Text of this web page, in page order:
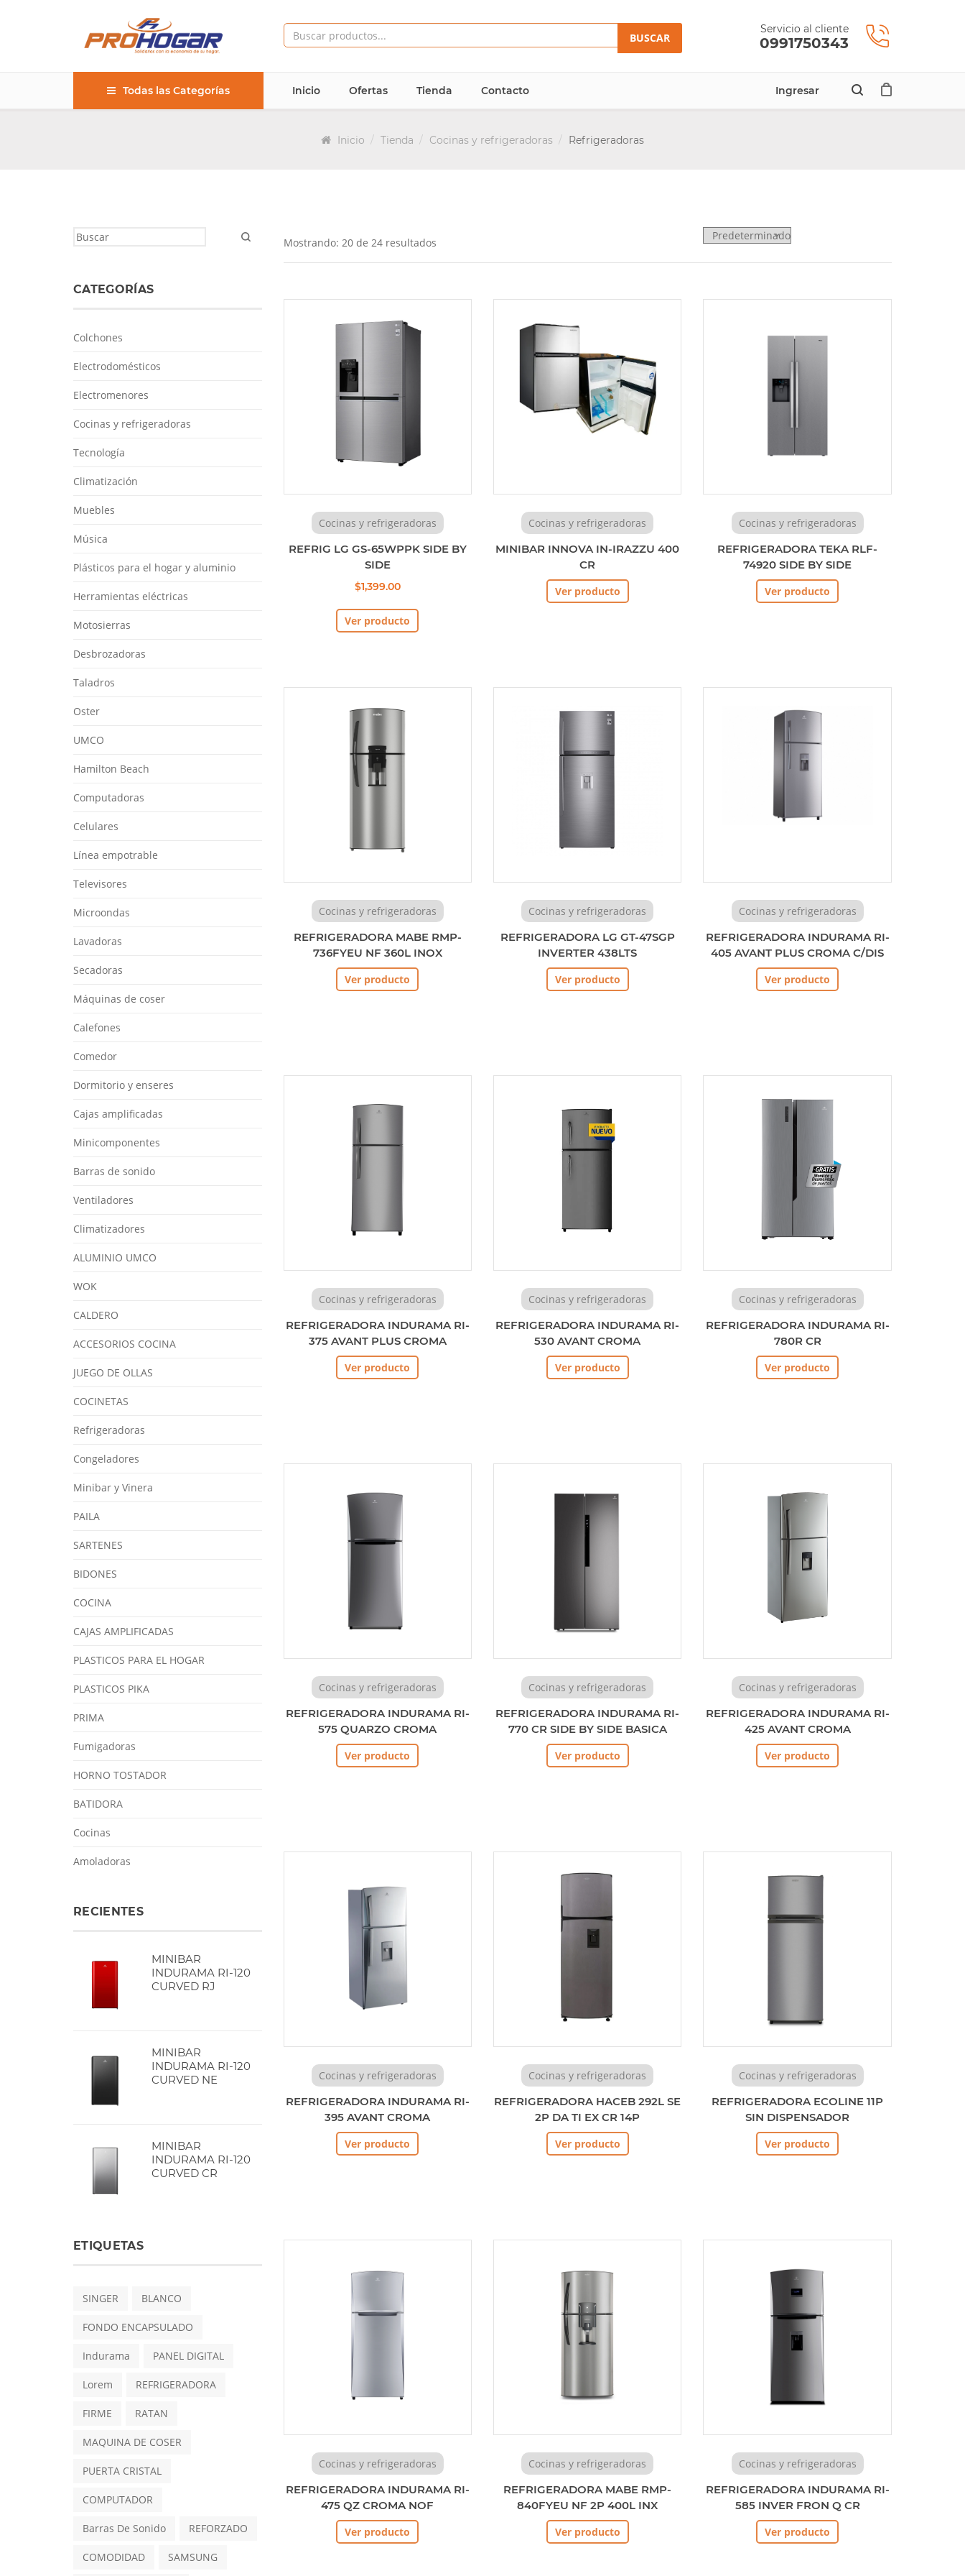
BUSCAR
Servicio al cliente
0991750343
Todas las Categorías Inicio Ofertas Tienda Contacto Ingresar
Inicio Tienda Cocinas y refrigeradoras Refrigeradoras
Mostrando: 20 de 24 resultados
Cocinas y refrigeradoras
REFRIG LG GS-65WPPK SIDE BY
SIDE
$1,399.00
Ver producto
Cocinas y refrigeradoras
MINIBAR INNOVA IN-IRAZZU 400
CR
Ver producto
Cocinas y refrigeradoras
REFRIGERADORA TEKA RLF-
74920 SIDE BY SIDE
Ver producto
Cocinas y refrigeradoras
REFRIGERADORA MABE RMP-
736FYEU NF 360L INOX
Ver producto
Cocinas y refrigeradoras
REFRIGERADORA LG GT-47SGP
INVERTER 438LTS
Ver producto
Cocinas y refrigeradoras
REFRIGERADORA INDURAMA RI-
405 AVANT PLUS CROMA C/DIS
Ver producto
Cocinas y refrigeradoras
REFRIGERADORA INDURAMA RI-
375 AVANT PLUS CROMA
Ver producto
Cocinas y refrigeradoras
REFRIGERADORA INDURAMA RI-
530 AVANT CROMA
Ver producto
Cocinas y refrigeradoras
REFRIGERADORA INDURAMA RI-
780R CR
Ver producto
Cocinas y refrigeradoras
REFRIGERADORA INDURAMA RI-
575 QUARZO CROMA
Ver producto
Cocinas y refrigeradoras
REFRIGERADORA INDURAMA RI-
770 CR SIDE BY SIDE BASICA
Ver producto
Cocinas y refrigeradoras
REFRIGERADORA INDURAMA RI-
425 AVANT CROMA
Ver producto
Cocinas y refrigeradoras
REFRIGERADORA INDURAMA RI-
395 AVANT CROMA
Ver producto
Cocinas y refrigeradoras
REFRIGERADORA HACEB 292L SE
2P DA TI EX CR 14P
Ver producto
Cocinas y refrigeradoras
REFRIGERADORA ECOLINE 11P
SIN DISPENSADOR
Ver producto
Cocinas y refrigeradoras
REFRIGERADORA INDURAMA RI-
475 QZ CROMA NOF
Ver producto
Cocinas y refrigeradoras
REFRIGERADORA MABE RMP-
840FYEU NF 2P 400L INX
Ver producto
Cocinas y refrigeradoras
REFRIGERADORA INDURAMA RI-
585 INVER FRON Q CR
Ver producto
CATEGORÍAS
Colchones
Electrodomésticos
Electromenores
Cocinas y refrigeradoras
Tecnología
Climatización
Muebles
Música
Plásticos para el hogar y aluminio
Herramientas eléctricas
Motosierras
Desbrozadoras
Taladros
Oster
UMCO
Hamilton Beach
Computadoras
Celulares
Línea empotrable
Televisores
Microondas
Lavadoras
Secadoras
Máquinas de coser
Calefones
Comedor
Dormitorio y enseres
Cajas amplificadas
Minicomponentes
Barras de sonido
Ventiladores
Climatizadores
ALUMINIO UMCO
WOK
CALDERO
ACCESORIOS COCINA
JUEGO DE OLLAS
COCINETAS
Refrigeradoras
Congeladores
Minibar y Vinera
PAILA
SARTENES
BIDONES
COCINA
CAJAS AMPLIFICADAS
PLASTICOS PARA EL HOGAR
PLASTICOS PIKA
PRIMA
Fumigadoras
HORNO TOSTADOR
BATIDORA
Cocinas
Amoladoras
RECIENTES
MINIBAR
INDURAMA RI-120
CURVED RJ
MINIBAR
INDURAMA RI-120
CURVED NE
MINIBAR
INDURAMA RI-120
CURVED CR
ETIQUETAS
SINGER BLANCO
FONDO ENCAPSULADO
Indurama PANEL DIGITAL
Lorem REFRIGERADORA
FIRME RATAN
MAQUINA DE COSER
PUERTA CRISTAL
COMPUTADOR
Barras De Sonido REFORZADO
COMODIDAD SAMSUNG